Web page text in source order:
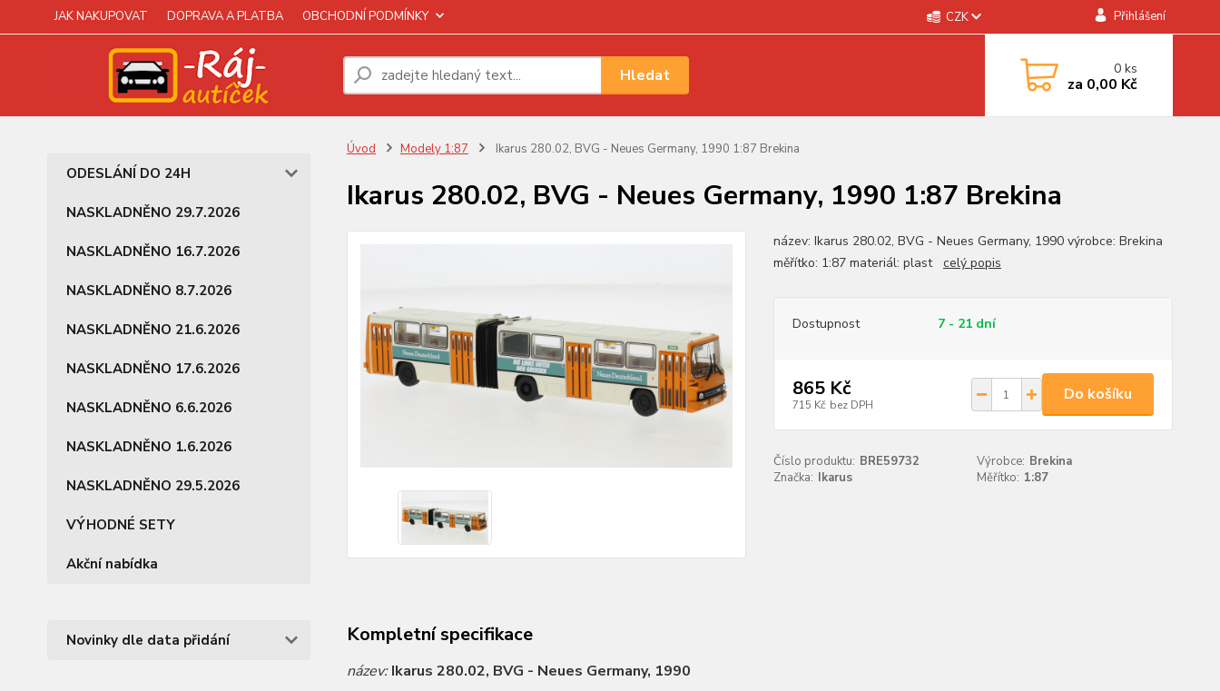
JAK NAKUPOVAT DOPRAVA A PLATBA OBCHODNÍ PODMÍNKY CZK Přihlášení
Hledat 0ks
za 0,00 Kč
ODESLÁNÍ DO 24H
NASKLADNĚNO 29.7.2026
NASKLADNĚNO 16.7.2026
NASKLADNĚNO 8.7.2026
NASKLADNĚNO 21.6.2026
NASKLADNĚNO 17.6.2026
NASKLADNĚNO 6.6.2026
NASKLADNĚNO 1.6.2026
NASKLADNĚNO 29.5.2026
VÝHODNÉ SETY
Akční nabídka
Novinky dle data přidání
Úvod Modely 1:87 Ikarus 280.02, BVG - Neues Germany, 1990 1:87 Brekina
Ikarus 280.02, BVG - Neues Germany, 1990 1:87 Brekina
název: Ikarus 280.02, BVG - Neues Germany, 1990 výrobce: Brekina
měřítko: 1:87 materiál: plast celý popis
Dostupnost 7 - 21 dní
865 Kč
715 Kč bez DPH
Do košíku
Číslo produktu: BRE59732 Výrobce: Brekina
Značka: Ikarus Měřítko: 1:87
Kompletní specifikace
název:Ikarus 280.02, BVG - Neues Germany, 1990